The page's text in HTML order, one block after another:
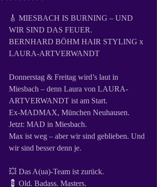
🎸 MIESBACH IS BURNING – UND
WIR SIND DAS FEUER.
BERNHARD BÖHM HAIR STYLING x
LAURA-ARTVERWANDT
Donnerstag & Freitag wird’s laut in
Miesbach – denn Laura von LAURA-
ARTVERWANDT ist am Start.
Ex-MADMAX, München Neuhausen.
Jetzt: MAD in Miesbach.
Max ist weg – aber wir sind geblieben. Und
wir sind besser denn je.
💥 Das A(ua)-Team ist zurück.
💈 Old. Badass. Masters.